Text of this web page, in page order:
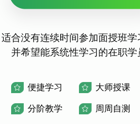
适合没有连续时间参加面授班学
并希望能系统性学习的在职学
便捷学习 大师授课
分阶教学 周周自测